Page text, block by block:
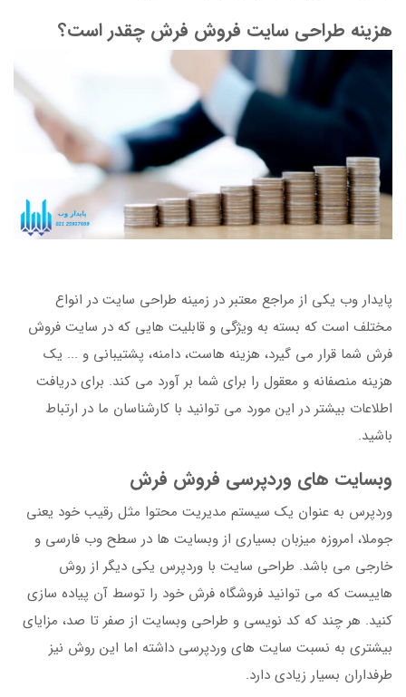
هزینه طراحی سایت فروش فرش چقدر است؟
پایدار وب یکی از مراجع معتبر در زمینه طراحی سایت در انواع
مختلف است که بسته به ویژگی و قابلیت هایی که در سایت فروش
فرش شما قرار می گیرد، هزینه هاست، دامنه، پشتیبانی و ... یک
هزینه منصفانه و معقول را برای شما بر آورد می کند. برای دریافت
اطلاعات بیشتر در این مورد می توانید با کارشناسان ما در ارتباط
باشید.
وبسایت های وردپرسی فروش فرش
وردپرس به عنوان یک سیستم مدیریت محتوا مثل رقیب خود یعنی
جوملا، امروزه میزبان بسیاری از وبسایت ها در سطح وب فارسی و
خارجی می باشد. طراحی سایت با وردپرس یکی دیگر از روش
هاییست که می توانید فروشگاه فرش خود را توسط آن پیاده سازی
کنید. هر چند که کد نویسی و طراحی وبسایت از صفر تا صد، مزایای
بیشتری به نسبت سایت های وردپرسی داشته اما این روش نیز
طرفداران بسیار زیادی دارد.